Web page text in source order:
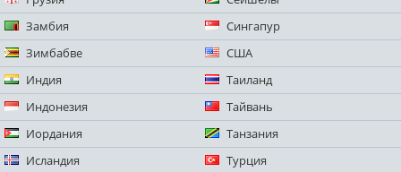
Замбия
Зимбабве
Индия
Индонезия
Иордания
Исландия
Сингапур
США
Таиланд
Тайвань
Танзания
Турция